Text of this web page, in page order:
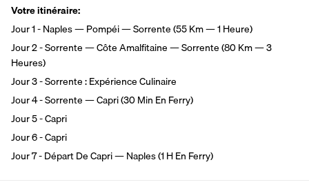
Votre itinéraire:
Jour 1 - Naples — Pompéi — Sorrente (55 Km — 1 Heure)
Jour 2 - Sorrente — Côte Amalfitaine — Sorrente (80 Km — 3
Heures)
Jour 3 - Sorrente : Expérience Culinaire
Jour 4 - Sorrente — Capri (30 Min En Ferry)
Jour 5 - Capri
Jour 6 - Capri
Jour 7 - Départ De Capri — Naples (1 H En Ferry)